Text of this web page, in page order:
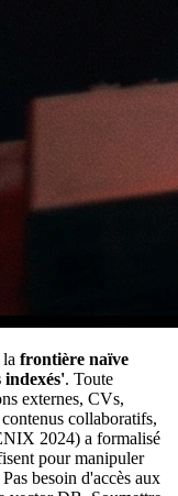
frontière naïve
indexés'. Toute
externes, CVs,
collaboratifs,
2024) a formalisé
pour manipuler
besoin d'accès aux